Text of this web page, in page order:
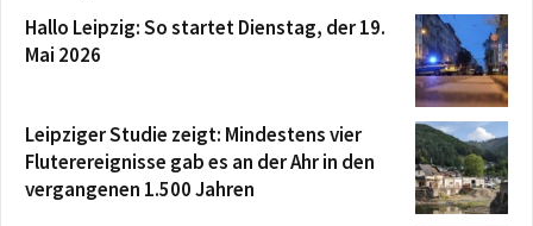
Hallo Leipzig: So startet Dienstag, der 19.
Mai 2026
Leipziger Studie zeigt: Mindestens vier
Fluterereignisse gab es an der Ahr in den
vergangenen 1.500 Jahren